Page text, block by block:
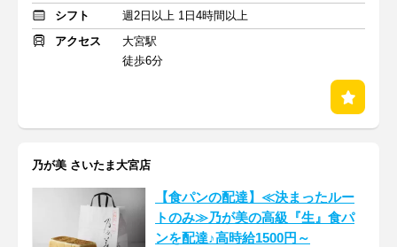
シフト
週2日以上 1日4時間以上
アクセス
大宮駅
徒歩6分
乃が美 さいたま大宮店
【食パンの配達】≪決まったルー
トのみ≫乃が美の高級『生』食パ
ンを配達♪高時給1500円～